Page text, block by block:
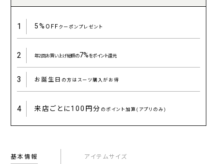
1 5%OFFクーポンプレゼント
2 年2回お買い上げ総額の7%をポイント還元
3 お誕生日 の方はスーツ購入がお得
4 来店ごとに100円分 のポイント加算(アプリのみ)
基本情報 アイテムサイズ